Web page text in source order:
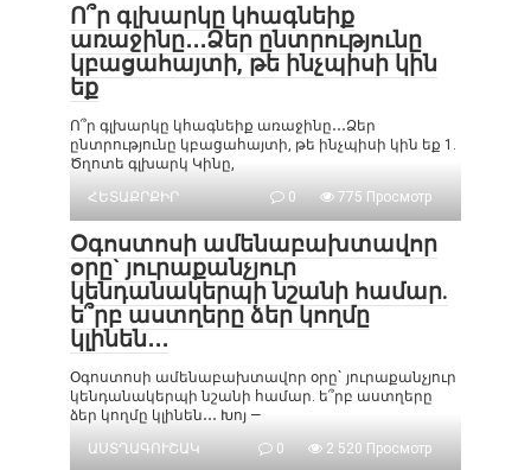
Ո՞ր գլխարկը կհագնեիք
առաջինը․․․Ձեր ընտրությունը
կբացահայտի, թե ինչպիսի կին
եք
Ո՞ր գլխարկը կհագնեիք առաջինը․․․Ձեր
ընտրությունը կբացահայտի, թե ինչպիսի կին եք 1.
Ծղոտե գլխարկ Կինը,
ՀԵՏԱՔՐՔԻՐ
0 775 Просмотр
Օգոստոսի ամենաբախտավոր
օրը` յուրաքանչյուր
կենդանակերպի նշանի համար.
ե՞րբ աստղերը ձեր կողմը
կլինեն․․․
Օգոստոսի ամենաբախտավոր օրը` յուրաքանչյուր
կենդանակերպի նշանի համար. ե՞րբ աստղերը
ձեր կողմը կլինեն․․․ Խոյ —
ԱՍՏՂԱԳՈՒՇԱԿ
0 2 520 Просмотр